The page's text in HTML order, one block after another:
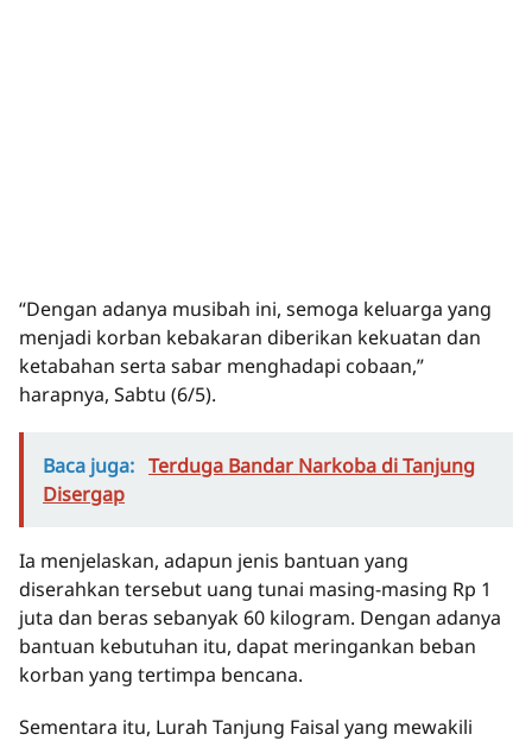
“Dengan adanya musibah ini, semoga keluarga yang
menjadi korban kebakaran diberikan kekuatan dan
ketabahan serta sabar menghadapi cobaan,”
harapnya, Sabtu (6/5).
Baca juga: Terduga Bandar Narkoba di Tanjung
Disergap
Ia menjelaskan, adapun jenis bantuan yang
diserahkan tersebut uang tunai masing-masing Rp 1
juta dan beras sebanyak 60 kilogram. Dengan adanya
bantuan kebutuhan itu, dapat meringankan beban
korban yang tertimpa bencana.
Sementara itu, Lurah Tanjung Faisal yang mewakili